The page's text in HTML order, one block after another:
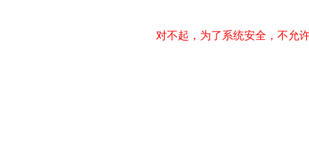
对不起，为了系统安全，不允